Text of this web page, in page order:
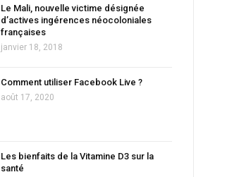
Le Mali, nouvelle victime désignée
d’actives ingérences néocoloniales
françaises
janvier 18, 2018
Comment utiliser Facebook Live ?
août 17, 2020
Les bienfaits de la Vitamine D3 sur la
santé